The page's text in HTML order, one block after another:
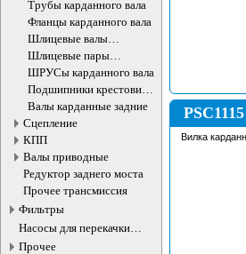
Трубы карданного вала
Фланцы карданного вала
Шлицевые валы
карданного вала
Шлицевые пары
карданного вала
ШРУСы карданного вала
Подшипники крестовин
карданного вала
Валы карданные задние
Сцепление
КПП
Валы приводные
Редуктор заднего моста
Прочее трансмиссия
Фильтры
Насосы для перекачки
жидкостей
Прочее
PSC1115
Вилка